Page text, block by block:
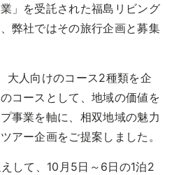
」を受託された福島リビング
弊社ではその旅行企画と募集
大人向けのコース2種類を企
コースとして、地域の価値を
事業を軸に、相双地域の魅力
アー企画をご提案しました。
して、10月5日～6日の1泊2